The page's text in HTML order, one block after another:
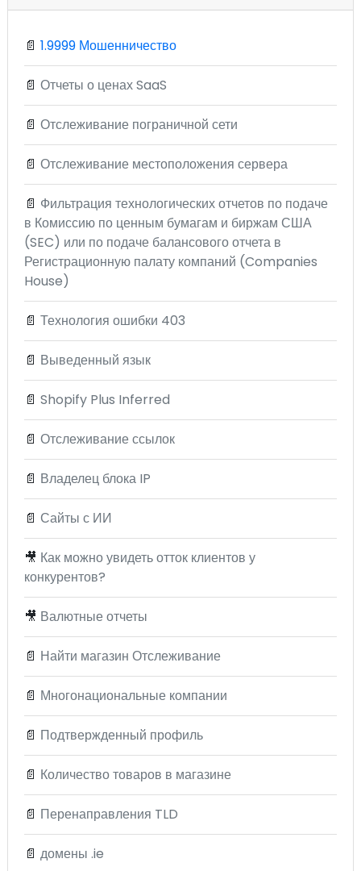
📄 1.9999 Мошенничество
📄 Отчеты о ценах SaaS
📄 Отслеживание пограничной сети
📄 Отслеживание местоположения сервера
📄 Фильтрация технологических отчетов по подаче
в Комиссию по ценным бумагам и биржам США
(SEC) или по подаче балансового отчета в
Регистрационную палату компаний (Companies
House)
📄 Технология ошибки 403
📄 Выведенный язык
📄 Shopify Plus Inferred
📄 Отслеживание ссылок
📄 Владелец блока IP
📄 Сайты с ИИ
🎥 Как можно увидеть отток клиентов у
конкурентов?
🎥 Валютные отчеты
📄 Найти магазин Отслеживание
📄 Многонациональные компании
📄 Подтвержденный профиль
📄 Количество товаров в магазине
📄 Перенаправления TLD
📄 домены .ie